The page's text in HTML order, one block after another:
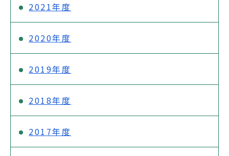
2021年度
2020年度
2019年度
2018年度
2017年度